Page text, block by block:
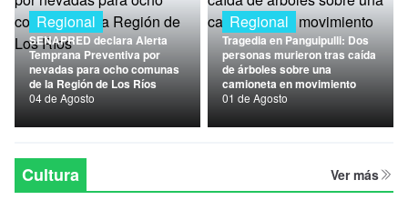
Economía
Entrevistas
Nacional
Política
Regional
Regional
SENAPRED declara Alerta
Temprana Preventiva por
nevadas para ocho comunas
de la Región de Los Ríos
04 de Agosto
Regional
Tragedia en Panguipulli: Dos
personas murieron tras caída
de árboles sobre una
camioneta en movimiento
01 de Agosto
Cultura Ver más